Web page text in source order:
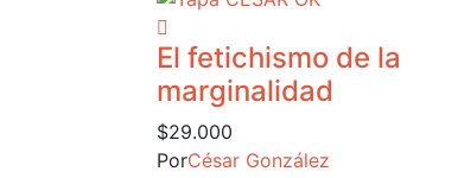
El fetichismo de la
marginalidad
$29.000
PorCésar González